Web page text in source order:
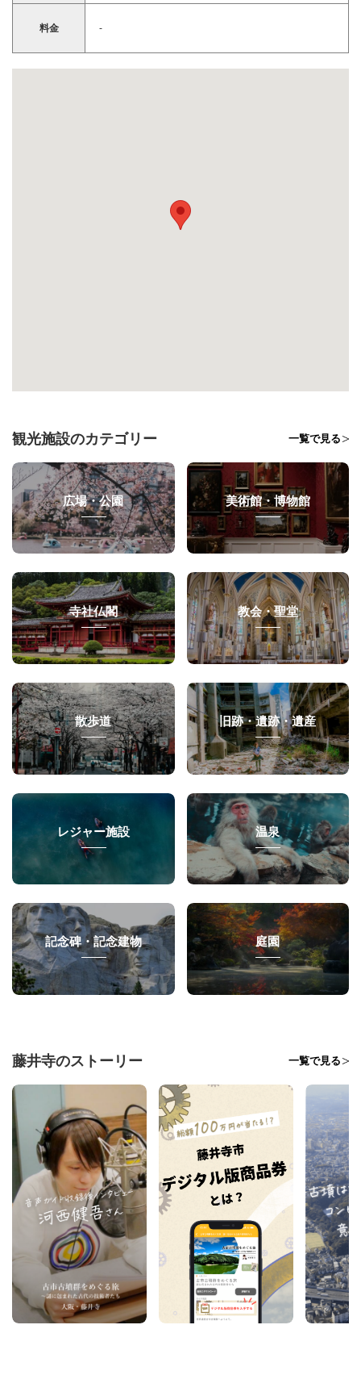
料金 -
観光施設のカテゴリー 一覧で見る
広場・公園 美術館・博物館
寺社仏閣 教会・聖堂
散歩道 旧跡・遺跡・遺産
レジャー施設 温泉
記念碑・記念建物 庭園
藤井寺のストーリー 一覧で見る